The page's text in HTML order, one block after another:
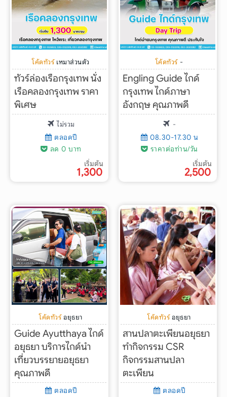
โค้ดทัวร์ เหมาส่วนตัว
ทัวร์ล่องเรือกรุงเทพ นั่ง
เรือคลองกรุงเทพ ราคา
พิเศษ
ไม่รวม
ตลอดปี
ลด 0 บาท
เริ่มต้น
1,300
โค้ดทัวร์ -
Engling Guide ไกด์
กรุงเทพ ไกด์ภาษา
อังกฤษ คุณภาพดี
-
08.30-17.30 น
ราคาต่อท่าน/วัน
เริ่มต้น
2,500
โค้ดทัวร์ อยุธยา
Guide Ayutthaya ไกด์
อยุธยา บริการไกด์นำ
เที่ยวบรรยายอยุธยา
คุณภาพดี
ตลอดปี
โค้ดทัวร์ อยุธยา
สานปลาตะเพียนอยุธยา
ทำกิจกรรม CSR
กิจกรรมสานปลา
ตะเพียน
ตลอดปี